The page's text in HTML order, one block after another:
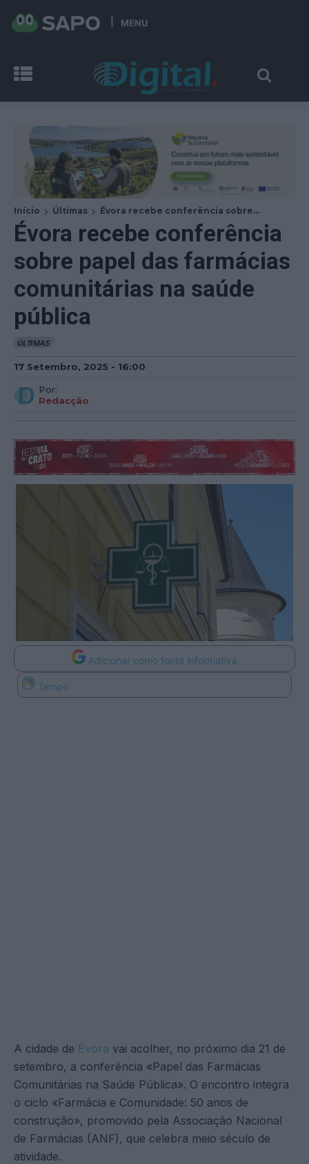
MENU
Início Últimas Évora recebe conferência sobre...
Évora recebe conferência
sobre papel das farmácias
comunitárias na saúde
pública
ÚLTIMAS
17 Setembro, 2025 - 16:00
Por:
Redacção
Adicionar como fonte informativa
Tempo
A cidade de Évora vai acolher, no próximo dia 21 de
setembro, a conferência «Papel das Farmácias
Comunitárias na Saúde Pública». O encontro integra
o ciclo «Farmácia e Comunidade: 50 anos de
construção», promovido pela Associação Nacional
de Farmácias (ANF), que celebra meio século de
atividade.